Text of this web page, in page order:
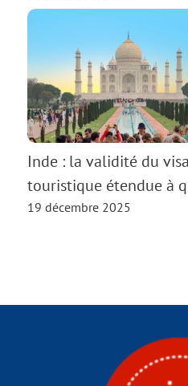
Inde : la validité du
touristique étendue à
19 décembre 2025